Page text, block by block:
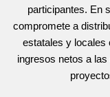
participantes. En
compromete a
estatales y locales
ingresos netos a